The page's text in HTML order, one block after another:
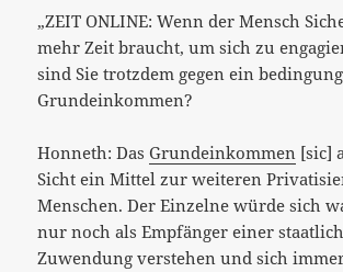
„ZEIT ONLINE: Wenn der Mensch
mehr Zeit braucht, um sich zu
sind Sie trotzdem gegen ein
Grundeinkommen?
Honneth: DasGrundeinkommen [sic]
Sicht ein Mittel zur weiteren
Menschen. Der Einzelne würde sich
nur noch als Empfänger einer
Zuwendung verstehen und sich